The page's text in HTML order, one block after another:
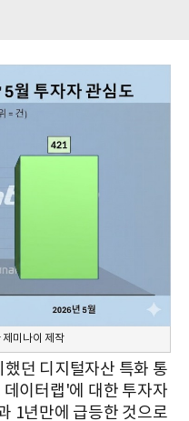
미나이 제작
던 디지털자산 특화 통
이터랩'에 대한 투자자
1년만에 급등한 것으로